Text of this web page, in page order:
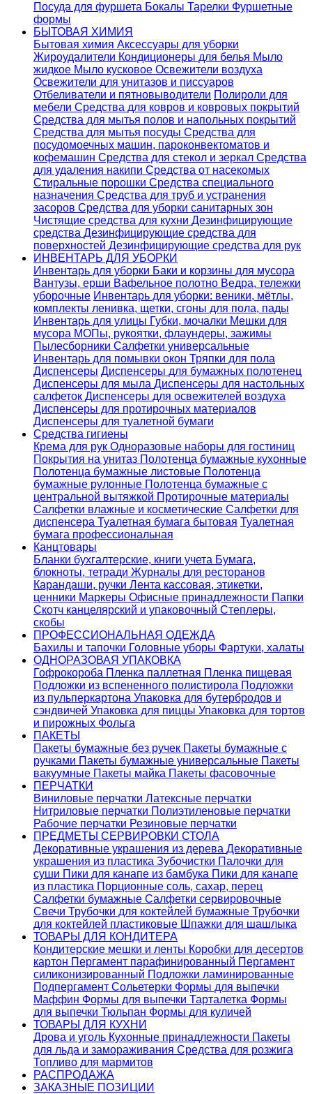
Посуда для фуршета Бокалы Тарелки Фуршетные
формы
БЫТОВАЯ ХИМИЯ
Бытовая химия Аксессуары для уборки
Жироудалители Кондиционеры для белья Мыло
жидкое Мыло кусковое Освежители воздуха
Освежители для унитазов и писсуаров
Отбеливатели и пятновыводители Полироли для
мебели Средства для ковров и ковровых покрытий
Средства для мытья полов и напольных покрытий
Средства для мытья посуды Средства для
посудомоечных машин, пароконвектоматов и
кофемашин Средства для стекол и зеркал Средства
для удаления накипи Средства от насекомых
Стиральные порошки Cредства специального
назначения Средства для труб и устранения
засоров Средства для уборки санитарных зон
Чистящие средства для кухни Дезинфицирующие
средства Дезинфицирующие средства для
поверхностей Дезинфицирующие средства для рук
ИНВЕНТАРЬ ДЛЯ УБОРКИ
Инвентарь для уборки Баки и корзины для мусора
Вантузы, ерши Вафельное полотно Ведра, тележки
уборочные Инвентарь для уборки: веники, мётлы,
комплекты ленивка, щетки, сгоны для пола, пады
Инвентарь для улицы Губки, мочалки Мешки для
мусора МОПы, рукоятки, флаундеры, зажимы
Пылесборники Салфетки универсальные
Инвентарь для помывки окон Тряпки для пола
Диспенсеры Диспенсеры для бумажных полотенец
Диспенсеры для мыла Диспенсеры для настольных
салфеток Диспенсеры для освежителей воздуха
Диспенсеры для протирочных материалов
Диспенсеры для туалетной бумаги
Средства гигиены
Крема для рук Одноразовые наборы для гостиниц
Покрытия на унитаз Полотенца бумажные кухонные
Полотенца бумажные листовые Полотенца
бумажные рулонные Полотенца бумажные с
центральной вытяжкой Протирочные материалы
Салфетки влажные и косметические Салфетки для
диспенсера Туалетная бумага бытовая Туалетная
бумага профессиональная
Канцтовары
Бланки бухгалтерские, книги учета Бумага,
блокноты, тетради Журналы для ресторанов
Карандаши, ручки Лента кассовая, этикетки,
ценники Маркеры Офисные принадлежности Папки
Скотч канцелярский и упаковочный Степлеры,
скобы
ПРОФЕССИОНАЛЬНАЯ ОДЕЖДА
Бахилы и тапочки Головные уборы Фартуки, халаты
ОДНОРАЗОВАЯ УПАКОВКА
Гофрокороба Пленка паллетная Пленка пищевая
Подложки из вспененного полистирола Подложки
из пульперкартона Упаковка для бутербродов и
сэндвичей Упаковка для пиццы Упаковка для тортов
и пирожных Фольга
ПАКЕТЫ
Пакеты бумажные без ручек Пакеты бумажные с
ручками Пакеты бумажные универсальные Пакеты
вакуумные Пакеты майка Пакеты фасовочные
ПЕРЧАТКИ
Виниловые перчатки Латексные перчатки
Нитриловые перчатки Полиэтиленовые перчатки
Рабочие перчатки Резиновые перчатки
ПРЕДМЕТЫ СЕРВИРОВКИ СТОЛА
Декоративные украшения из дерева Декоративные
украшения из пластика Зубочистки Палочки для
суши Пики для канапе из бамбука Пики для канапе
из пластика Порционные соль, сахар, перец
Салфетки бумажные Салфетки сервировочные
Свечи Трубочки для коктейлей бумажные Трубочки
для коктейлей пластиковые Шпажки для шашлыка
ТОВАРЫ ДЛЯ КОНДИТЕРА
Кондитерские мешки и ленты Коробки для десертов
картон Пергамент парафинированный Пергамент
силиконизированный Подложки ламинированные
Подпергамент Сольетерки Формы для выпечки
Маффин Формы для выпечки Тарталетка Формы
для выпечки Тюльпан Формы для куличей
ТОВАРЫ ДЛЯ КУХНИ
Дрова и уголь Кухонные принадлежности Пакеты
для льда и замораживания Средства для розжига
Топливо для мармитов
РАСПРОДАЖА
ЗАКАЗНЫЕ ПОЗИЦИИ